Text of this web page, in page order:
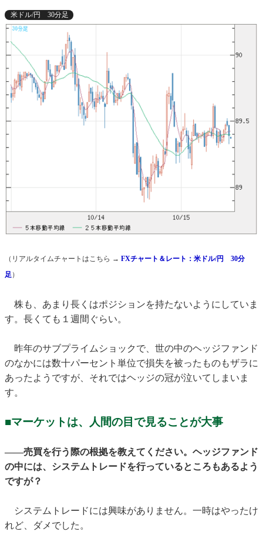
米ドル/円 30分足
（リアルタイムチャートはこちら → FXチャート＆レート：米ドル/円 30分
足）
株も、あまり長くはポジションを持たないようにしていま
す。長くても１週間ぐらい。
昨年のサブプライムショックで、世の中のヘッジファンド
のなかには数十パーセント単位で損失を被ったものもザラに
あったようですが、それではヘッジの冠が泣いてしまいま
す。
■マーケットは、人間の目で見ることが大事
——売買を行う際の根拠を教えてください。ヘッジファンド
の中には、システムトレードを行っているところもあるよう
ですが？
システムトレードには興味がありません。一時はやったけ
れど、ダメでした。